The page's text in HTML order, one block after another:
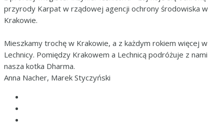
przyrody Karpat w rządowej agencji ochrony środowiska w
Krakowie.
Mieszkamy trochę w Krakowie, a z każdym rokiem więcej w
Lechnicy. Pomiędzy Krakowem a Lechnicą podróżuje z nami
nasza kotka Dharma.
Anna Nacher, Marek Styczyński